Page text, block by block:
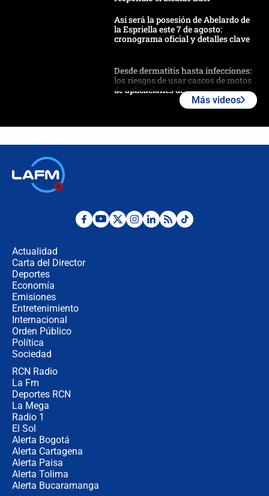
Así será la posesión de Abelardo de
la Espriella este 7 de agosto:
cronograma oficial y detalles clave
Desde dermatitis hasta infecciones:
los riesgos de usar cascos de motos
de aplicaciones de transporte
celular? Requisitos, pasos y
Posesión de Abelardo De La Espriella
Más videos
Actualidad
Carta del Director
Deportes
Economía
Emisiones
Entretenimiento
Internacional
Orden Público
Política
Sociedad
RCN Radio
La Fm
Deportes RCN
La Mega
Radio 1
El Sol
Alerta Bogotá
Alerta Cartagena
Alerta Paisa
Alerta Tolima
Alerta Bucaramanga